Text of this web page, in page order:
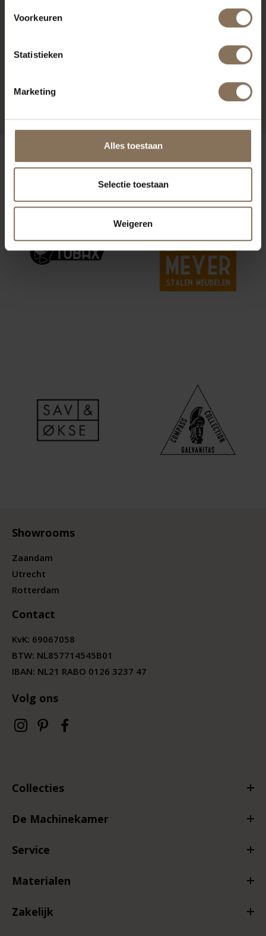
Voorkeuren
Statistieken
Marketing
Alles toestaan
Selectie toestaan
Weigeren
VANAF
Showrooms
Zaandam
Utrecht
Rotterdam
Contact
KvK: 69067058
BTW: NL857714545B01
IBAN: NL21 RABO 0126 3237 47
Volg ons
Collecties
De Machinekamer
Service
Materialen
Zakelijk